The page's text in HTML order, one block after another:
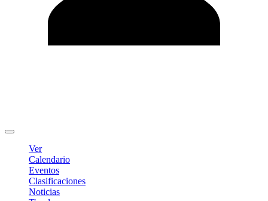
Ver
Calendario
Eventos
Clasificaciones
Noticias